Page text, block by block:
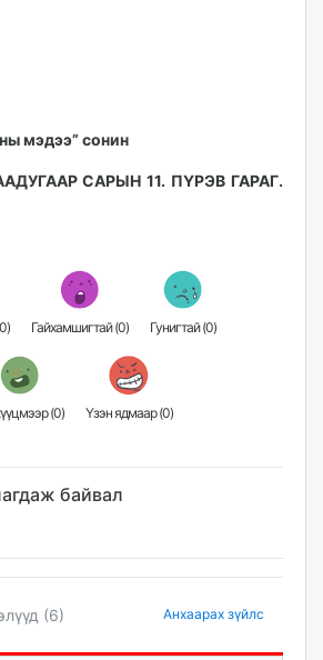
мэдээ” сонин
САРЫН 11. ПҮРЭВ ГАРАГ.
0) Гайхамшигтай (0) Гунигтай (0)
Жихүүцмээр (0) Үзэн ядмаар (0)
байвал
(6) Анхаарах зүйлс